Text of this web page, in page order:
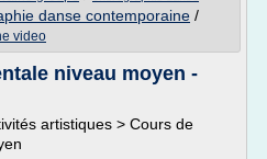
danse contemporaine /
video
niveau moyen -
artistiques > Cours de